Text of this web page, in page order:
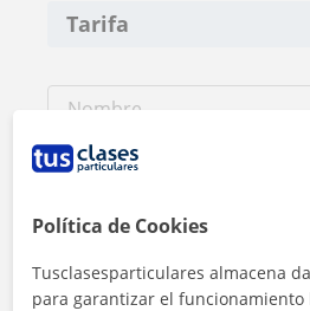
Tarifa
Política de Cookies
Tusclasesparticulares almacena
para garantizar el funcionamiento